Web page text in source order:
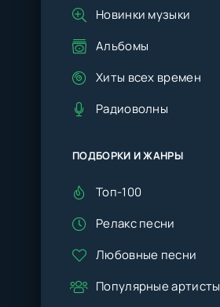
Новинки музыки
Альбомы
Хиты всех времен
Радиоволны
ПОДБОРКИ И ЖАНРЫ
Топ-100
Релакс песни
Любовные песни
Популярные артисты